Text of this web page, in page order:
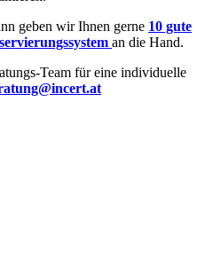
geben wir Ihnen gerne 10 gute
an die Hand.
Team für eine individuelle